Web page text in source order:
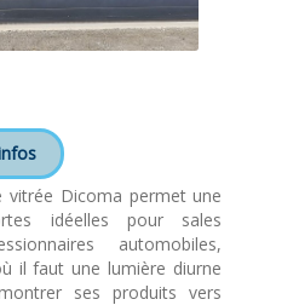
vitrée Dicoma permet une
idéelles pour sales
automobiles,
il faut une lumière diurne
ses produits vers